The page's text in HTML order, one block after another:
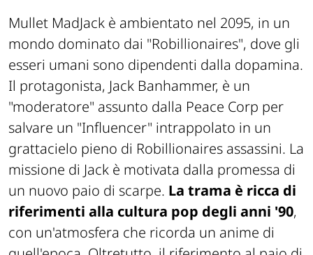
Mullet MadJack è ambientato nel 2095, in un
mondo dominato dai "Robillionaires", dove gli
esseri umani sono dipendenti dalla dopamina.
Il protagonista, Jack Banhammer, è un
"moderatore" assunto dalla Peace Corp per
salvare un "Influencer" intrappolato in un
grattacielo pieno di Robillionaires assassini. La
missione di Jack è motivata dalla promessa di
un nuovo paio di scarpe. La trama è ricca di
riferimenti alla cultura pop degli anni '90,
con un'atmosfera che ricorda un anime di